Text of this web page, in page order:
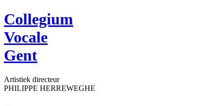
Collegium
Vocale
Gent
Artistiek directeur
PHILIPPE HERREWEGHE